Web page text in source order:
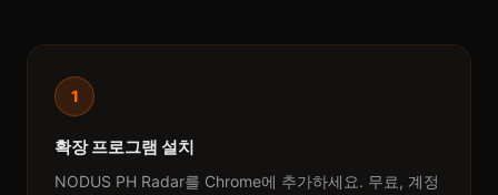
1
확장 프로그램 설치
NODUS PH Radar를 Chrome에 추가하세요. 무료, 계정